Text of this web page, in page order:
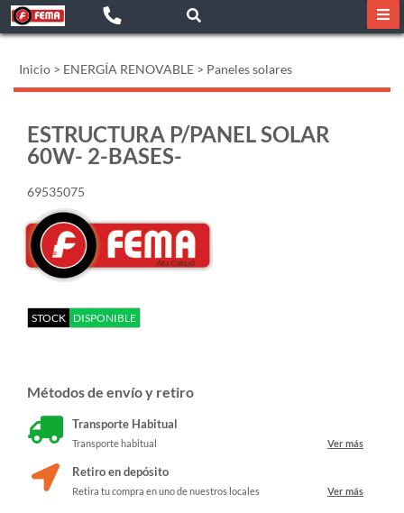
Inicio > ENERGÍA RENOVABLE > Paneles solares
ESTRUCTURA P/PANEL SOLAR
60W- 2-BASES-
69535075
STOCK DISPONIBLE
Métodos de envío y retiro
Transporte Habitual
Transporte habitual Ver más
Retiro en depósito
Retira tu compra en uno de nuestros locales Ver más